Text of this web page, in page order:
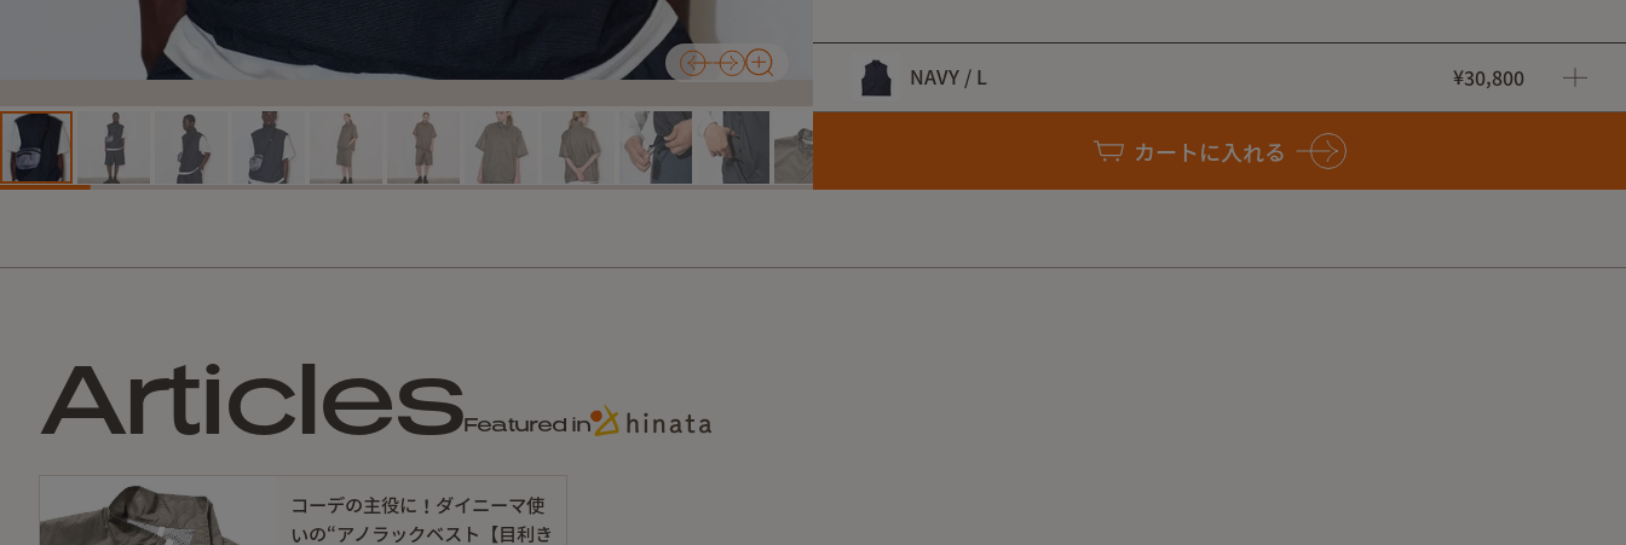
NAVY / L ¥30,800
カートに入れる
ArticlesFeatured in
コーデの主役に！ダイニーマ使
いの“アノラックベスト【目利き